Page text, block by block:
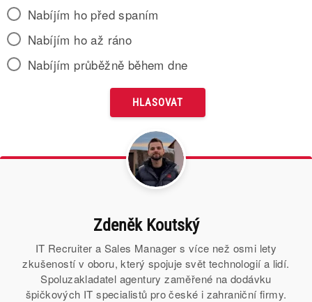
Nabíjím ho před spaním
Nabíjím ho až ráno
Nabíjím průběžně během dne
Zdeněk Koutský
IT Recruiter a Sales Manager s více než osmi lety
zkušeností v oboru, který spojuje svět technologií a lidí.
Spoluzakladatel agentury zaměřené na dodávku
špičkových IT specialistů pro české i zahraniční firmy.